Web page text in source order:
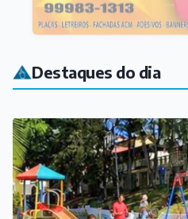
Destaques do dia